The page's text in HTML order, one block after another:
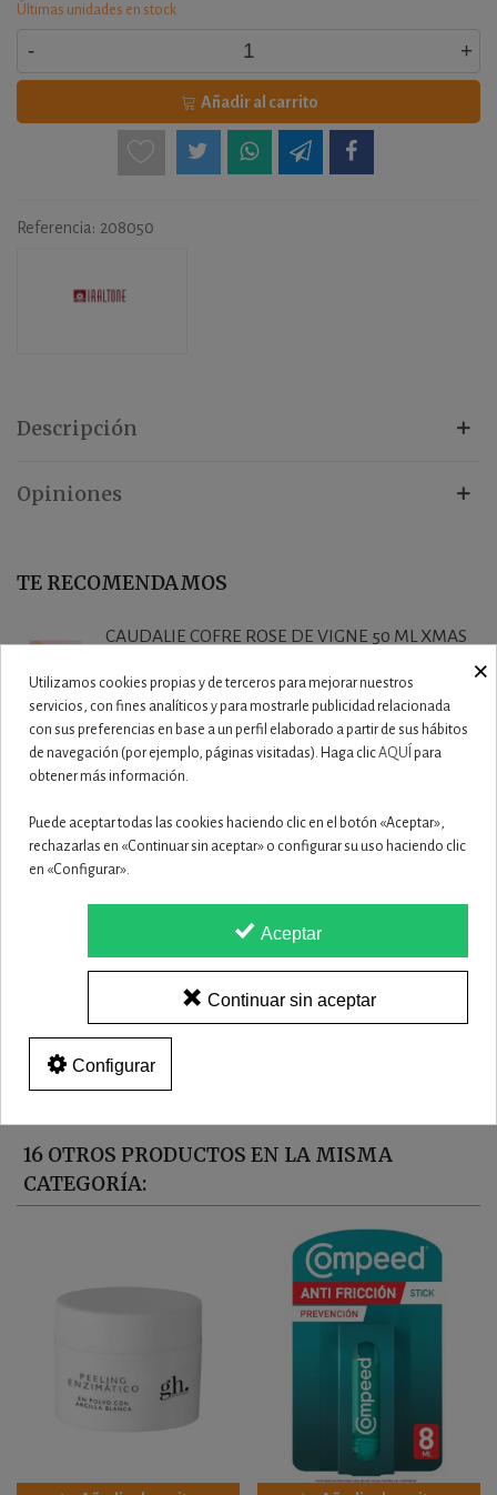
Últimas unidades en stock
- +
Añadir al carrito
Referencia: 208050
Descripción
Opiniones
TE RECOMENDAMOS
CAUDALIE COFRE ROSE DE VIGNE 50 ML XMAS
27,50 €
CAUDALIE VINOHYDRA COFRE CREMA
HIDRATACION 60...
19,90 €
CAUDALIE VINOCLEAN DUO SET XMAS 2025
19,50 €
ISDIN ISDINCEUTICS ESSENTIAL PUR 150
16 OTROS PRODUCTOS EN LA MISMA
CATEGORÍA:
×
Utilizamos cookies propias y de terceros para mejorar nuestros
servicios, con fines analíticos y para mostrarle publicidad relacionada
con sus preferencias en base a un perfil elaborado a partir de sus hábitos
de navegación (por ejemplo, páginas visitadas). Haga clicAQUÍ para
obtener más información.
Puede aceptar todas las cookies haciendo clic en el botón «Aceptar»,
rechazarlas en «Continuar sin aceptar» o configurar su uso haciendo clic
en «Configurar».
Aceptar
Continuar sin aceptar
Configurar